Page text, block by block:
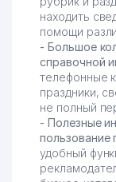
находить
помощи
- Большое
справочной
телефонные
праздники,
не полный
- Полезные
пользование
удобный